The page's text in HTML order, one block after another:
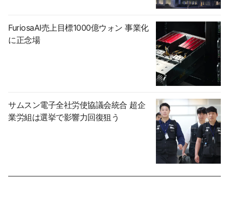
FuriosaAI売上目標1000億ウォン 事業化
に正念場
サムスン電子全社労使協議会統合 超企
業労組は選挙で影響力回復狙う